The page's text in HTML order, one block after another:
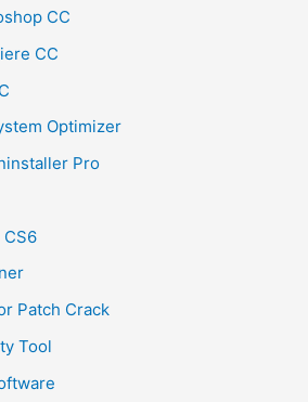
CC
CC
Optimizer
Pro
Patch Crack
Tool